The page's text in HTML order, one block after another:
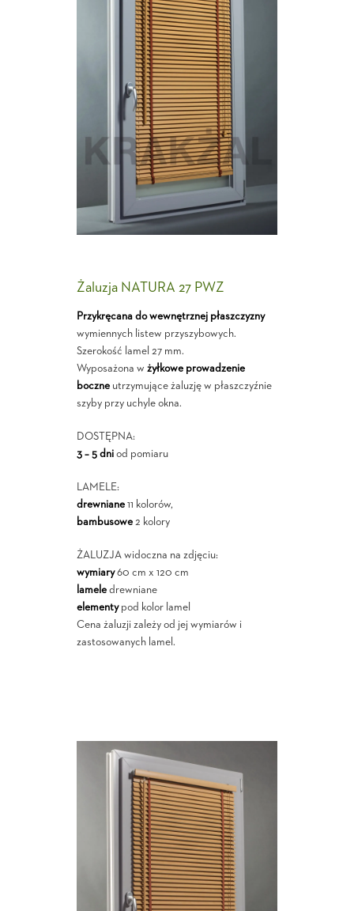
Żaluzja NATURA 27 PWZ
Przykręcana do wewnętrznej płaszczyzny
wymiennych listew przyszybowych.
Szerokość lamel 27 mm.
Wyposażona w żyłkowe prowadzenie
boczneutrzymujące żaluzję w płaszczyźnie
szyby przy uchyle okna.
DOSTĘPNA:
3 – 5 dniod pomiaru
LAMELE:
drewniane11 kolorów,
bambusowe2 kolory
ŻALUZJA widoczna na zdjęciu:
wymiary60 cm x 120 cm
lameledrewniane
elementypod kolor lamel
Cena żaluzji zależy od jej wymiarów i
zastosowanych lamel.